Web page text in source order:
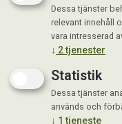
Dessa tjänster
relevant innehåll
vara intresserad
↓ 2tjenester
Statistik
Dessa tjänster
används och
↓ 1 tjeneste